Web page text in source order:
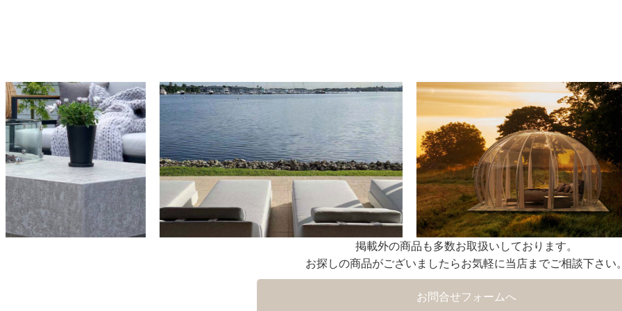
掲載外の商品も多数お取扱いしております。
お探しの商品がございましたらお気軽に当店までご相談下さい
お問合せフォームへ